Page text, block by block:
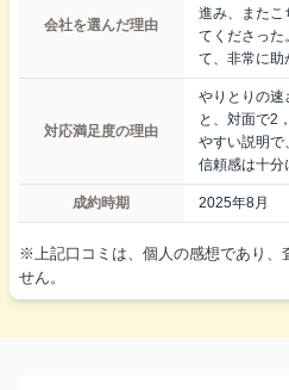
会社を選んだ理由
進み、またこ
てくださった
て、非常に助
対応満足度の理由
やりとりの速
と、対面で2
やすい説明で
信頼感は十分
成約時期 2025年8月
※上記口コミは、個人の感想であり、
せん。